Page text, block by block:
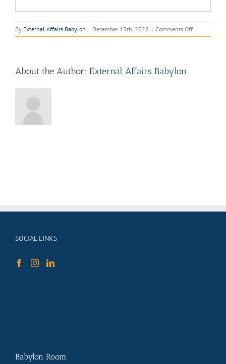
By External Affairs Babylon | December 15th, 2022 | Comments Offon
Capital
About the Author: External Affairs Babylon
SOCIAL LINKS
Babylon Room